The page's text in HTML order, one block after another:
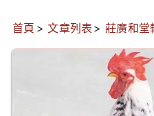
首頁 文章列表 莊廣和堂